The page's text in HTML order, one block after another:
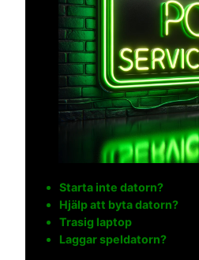
Starta inte datorn?
Hjälp att byta datorn?
Trasig laptop
Laggar speldatorn?